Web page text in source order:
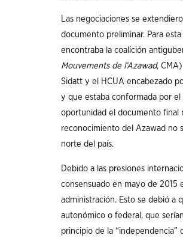
Las negociaciones se
documento preliminar. Para
encontraba la coalición
Mouvements de l’Azawad,
Sidatt y el HCUA encabezado
y que estaba conformada por el
oportunidad el documento final
reconocimiento del Azawad no
norte del país.
Debido a las presiones
consensuado en mayo de 2015
administración. Esto se debió a
autonómico o federal, que
principio de la